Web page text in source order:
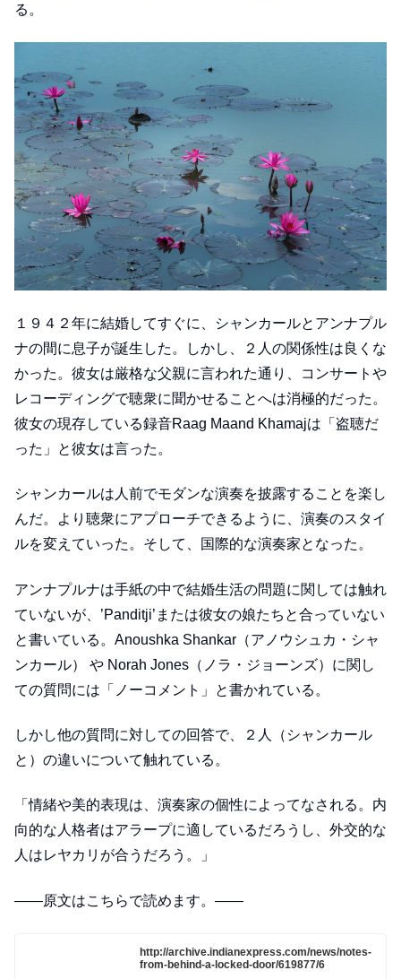
る。
１９４２年に結婚してすぐに、シャンカールとアンナプル
ナの間に息子が誕生した。しかし、２人の関係性は良くな
かった。彼女は厳格な父親に言われた通り、コンサートや
レコーディングで聴衆に聞かせることへは消極的だった。
彼女の現存している録音Raag Maand Khamajは「盗聴だ
った」と彼女は言った。
シャンカールは人前でモダンな演奏を披露することを楽し
んだ。より聴衆にアプローチできるように、演奏のスタイ
ルを変えていった。そして、国際的な演奏家となった。
アンナプルナは手紙の中で結婚生活の問題に関しては触れ
ていないが、’Panditji’または彼女の娘たちと合っていない
と書いている。Anoushka Shankar（アノウシュカ・シャ
ンカール） や Norah Jones（ノラ・ジョーンズ）に関し
ての質問には「ノーコメント」と書かれている。
しかし他の質問に対しての回答で、２人（シャンカール
と）の違いについて触れている。
「情緒や美的表現は、演奏家の個性によってなされる。内
向的な人格者はアラープに適しているだろうし、外交的な
人はレヤカリが合うだろう。」
——原文はこちらで読めます。——
http://archive.indianexpress.com/news/notes-
from-behind-a-locked-door/619877/6